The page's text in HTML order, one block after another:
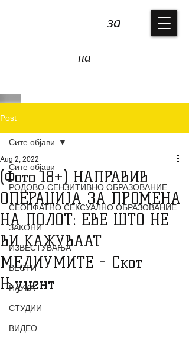
за
на
Post
Сите објави
РОДОВО-СЕНЗИТИВНО ОБРАЗОВАНИЕ
СЕОПФАТНО СЕКСУАЛНО ОБРАЗОВАНИЕ
ЗАКОНИ
ИЗВЕСТУВАЊА
ВЕСТИ
НАУКА
СТУДИИ
ВИДЕО
Сите објави
(Фото 18+) НАПРАВИВ
ОПЕРАЦИЈА ЗА ПРОМЕНА
НА ПОЛОТ: ЕВЕ ШТО НЕ
ВИ КАЖУВААТ
МЕДИУМИТЕ - Скот
Њуџент
Aug 2, 2022